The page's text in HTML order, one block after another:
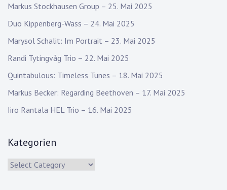
Markus Stockhausen Group – 25. Mai 2025
Duo Kippenberg-Wass – 24. Mai 2025
Marysol Schalit: Im Portrait – 23. Mai 2025
Randi Tytingvåg Trio – 22. Mai 2025
Quintabulous: Timeless Tunes – 18. Mai 2025
Markus Becker: Regarding Beethoven – 17. Mai 2025
Iiro Rantala HEL Trio – 16. Mai 2025
Kategorien
Kategorien